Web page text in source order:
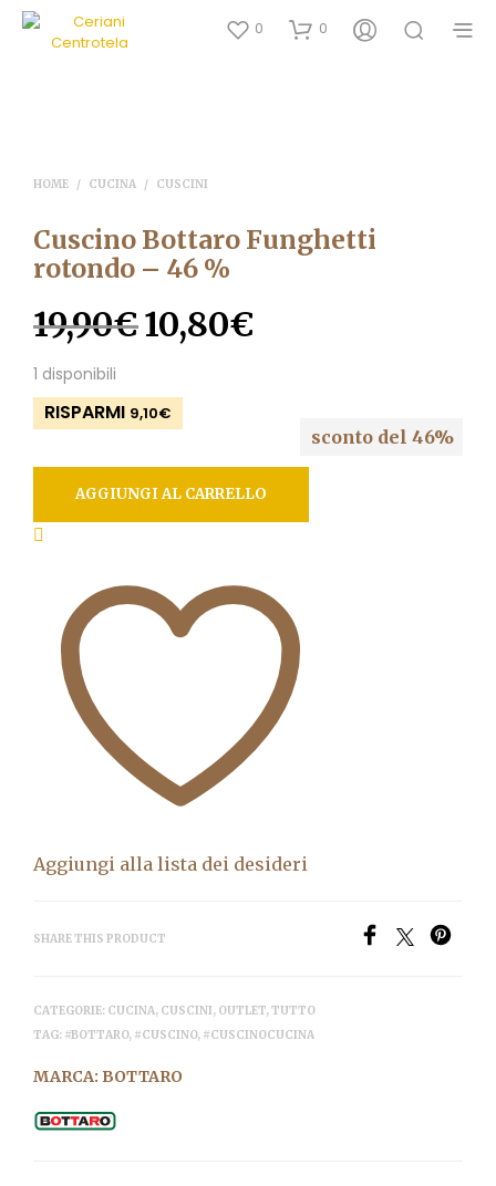
0 0
HOME / CUCINA / CUSCINI
Cuscino Bottaro Funghetti
rotondo – 46 %
19,90€ Il
originale
era:
19,90€.
10,80€
10,80€.
1 disponibili
RISPARMI 9,10€
sconto del 46%
AGGIUNGI AL CARRELLO
Aggiungi alla lista dei desideri
SHARE THIS PRODUCT
CATEGORIE: CUCINA, CUSCINI, OUTLET,TUTTO
TAG: #BOTTARO, #CUSCINO, #CUSCINOCUCINA
MARCA: BOTTARO